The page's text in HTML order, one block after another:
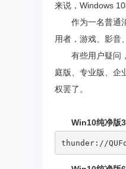
来说，Windows
作为一名普通
用者，游戏、影音
有些用户疑问
庭版、专业版、企
权罢了。
Win10纯净版
thunder://